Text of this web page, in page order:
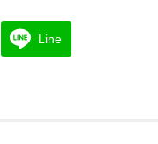
Line